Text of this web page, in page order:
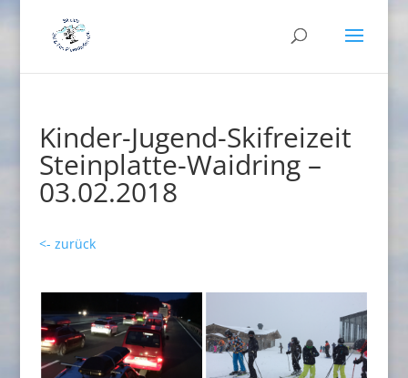
Kinder-Jugend-Skifreizeit
Steinplatte-Waidring –
03.02.2018
<- zurück